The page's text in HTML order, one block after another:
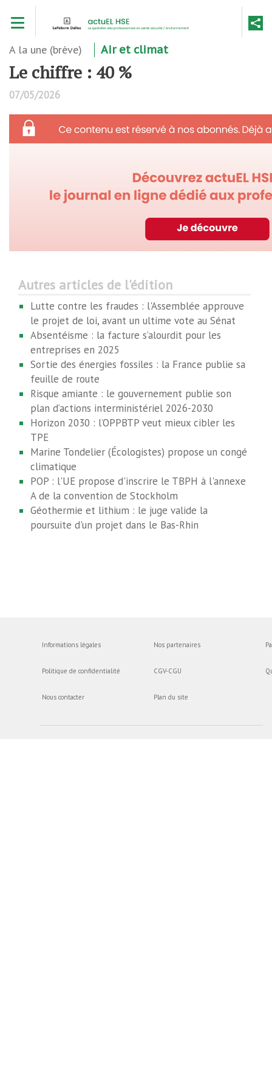
contenu
A la une (brève) Air et climat
Le chiffre : 40 %
07/05/2026
Autres articles de l'édition
Lutte contre les fraudes : l'Assemblée approuve
le projet de loi, avant un ultime vote au Sénat
Absentéisme : la facture s’alourdit pour les
entreprises en 2025
Sortie des énergies fossiles : la France publie sa
feuille de route
Risque amiante : le gouvernement publie son
plan d’actions interministériel 2026-2030
Horizon 2030 : l’OPPBTP veut mieux cibler les
TPE
Marine Tondelier (Écologistes) propose un congé
climatique
POP : l'UE propose d'inscrire le TBPH à l'annexe
A de la convention de Stockholm
Géothermie et lithium : le juge valide la
poursuite d'un projet dans le Bas-Rhin
Informations légales
Politique de confidentialité
Nous contacter
Nos partenaires
CGV-CGU
Plan du site